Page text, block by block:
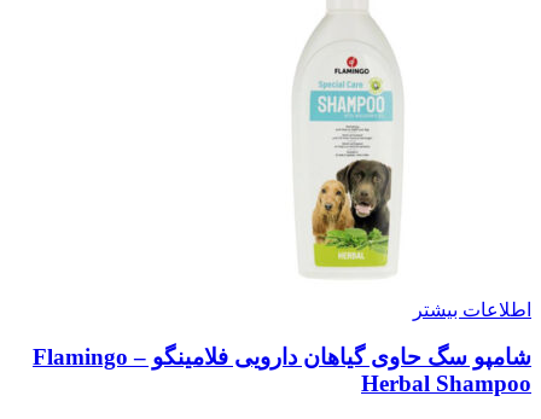
اطلاعات بیشتر
شامپو سگ حاوی گیاهان دارویی فلامینگو – Flamingo
Herbal Shampoo